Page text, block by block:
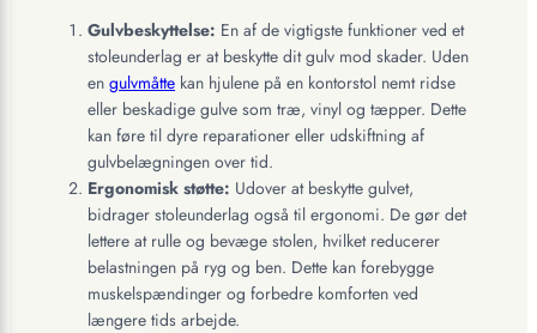
Gulvbeskyttelse: En af de vigtigste funktioner ved et
stoleunderlag er at beskytte dit gulv mod skader. Uden
en gulvmåtte kan hjulene på en kontorstol nemt ridse
eller beskadige gulve som træ, vinyl og tæpper. Dette
kan føre til dyre reparationer eller udskiftning af
gulvbelægningen over tid.
Ergonomisk støtte: Udover at beskytte gulvet,
bidrager stoleunderlag også til ergonomi. De gør det
lettere at rulle og bevæge stolen, hvilket reducerer
belastningen på ryg og ben. Dette kan forebygge
muskelspændinger og forbedre komforten ved
længere tids arbejde.